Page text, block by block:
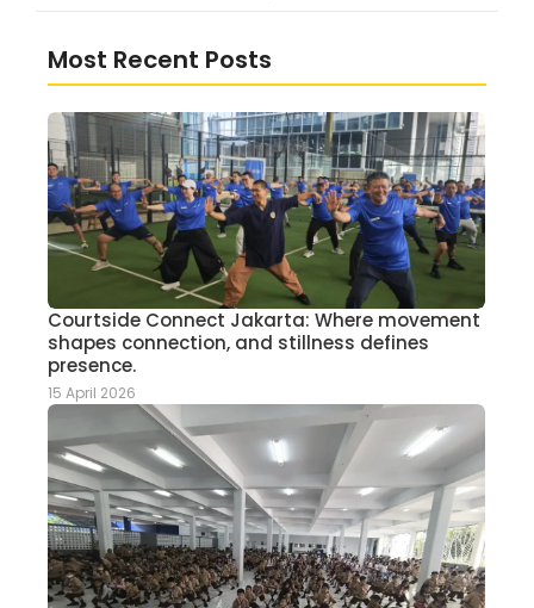
Most Recent Posts
Courtside Connect Jakarta: Where movement
shapes connection, and stillness defines
presence.
15 April 2026